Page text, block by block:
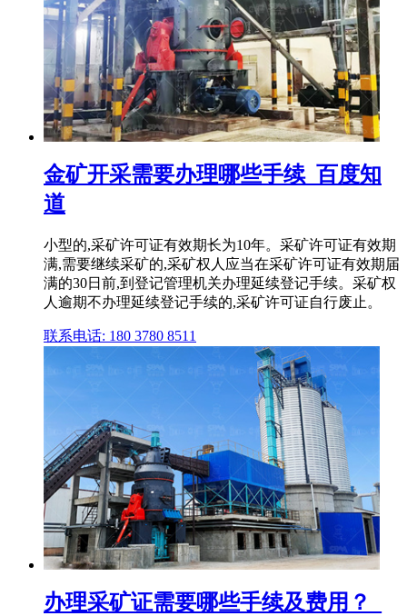
金矿开采需要办理哪些手续_百度知
道
小型的,采矿许可证有效期长为10年。采矿许可证有效期
满,需要继续采矿的,采矿权人应当在采矿许可证有效期届
满的30日前,到登记管理机关办理延续登记手续。采矿权
人逾期不办理延续登记手续的,采矿许可证自行废止。
联系电话: 180 3780 8511
办理采矿证需要哪些手续及费用？_